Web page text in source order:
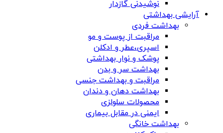
نوشیدنی گازدار
آرایشی بهداشتی
بهداشت فردی
مراقبت از پوست و مو
اسپری،عطر و ادکلن
پوشک و نوار بهداشتی
بهداشت سر و بدن
مراقبت و بهداشت جنسی
بهداشت دهان و دندان
محصولات سلولزی
ایمنی در مقابل بیماری
بهداشت خانگی